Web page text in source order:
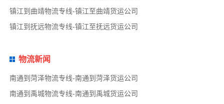
镇江到曲靖物流专线-镇江至曲靖货运公司
镇江到抚远物流专线-镇江至抚远货运公司
物流新闻
南通到菏泽物流专线-南通到菏泽货运公司
南通到禹城物流专线-南通到禹城货运公司